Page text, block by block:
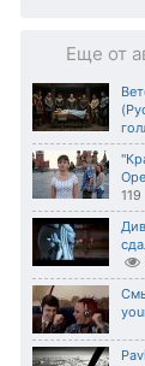
Еще от
119